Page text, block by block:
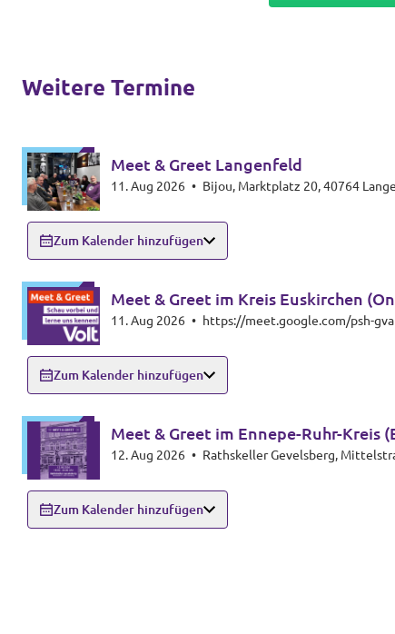
Weitere Termine
Meet & Greet Langenfeld
11. Aug 2026 • Bijou, Marktplatz 20, 40764
Zum Kalender hinzufügen
Meet & Greet im Kreis Euskirchen
11. Aug 2026 • https://meet.google.com/psh-
Zum Kalender hinzufügen
Meet & Greet im Ennepe-Ruhr-Kreis
12. Aug 2026 • Rathskeller Gevelsberg,
Zum Kalender hinzufügen